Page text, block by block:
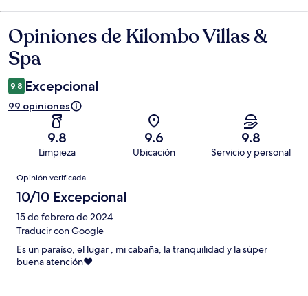
Opiniones
Opiniones de Kilombo Villas &
Spa
9.8 Excepcional
99 opiniones
9.8
Limpieza
9.6
Ubicación
9.8
Servicio y personal
Opiniones
Opinión verificada
10/10 Excepcional
15 de febrero de 2024
Traducir con Google
Es un paraíso, el lugar , mi cabaña, la tranquilidad y la súper
buena atención♥️